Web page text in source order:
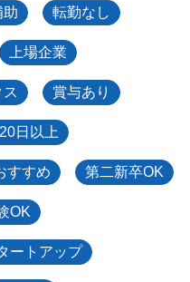
助 転勤なし
上場企業
賞与あり
日以上
すすめ 第二新卒OK
OK
ートアップ